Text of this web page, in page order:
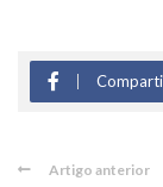
Artigo anterior